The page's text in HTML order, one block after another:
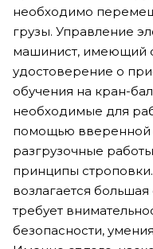
необходимо
грузы. Управление
машинист, имеющий
удостоверение о
обучения на кран-
необходимые для
помощью вверенной
разгрузочные
принципы
возлагается большая
требует
безопасности,